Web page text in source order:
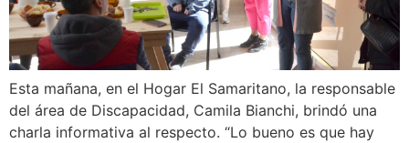
Esta mañana, en el Hogar El Samaritano, la responsable
del área de Discapacidad, Camila Bianchi, brindó una
charla informativa al respecto. “Lo bueno es que hay